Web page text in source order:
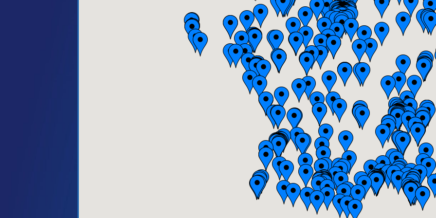
Bretagne
Centre
Champagne-Ardenne
Franche-Comté
Haute-Normandie
Ile-de-France
Languedoc-Roussillon
Limousin
Lorraine
Midi-Pyrénées
Nord-Pas-de-Calais
Pays-de-la-Loire
Picardie
Poitou-Charentes
Provence-Alpes-Côte-